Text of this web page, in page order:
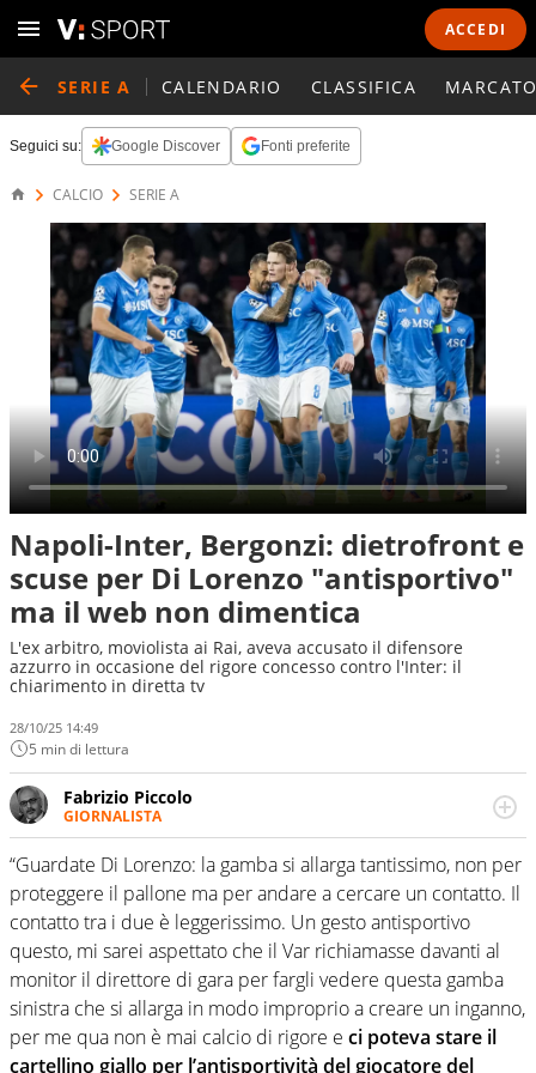
ACCEDI
SERIE A CALENDARIO CLASSIFICA
Seguici su: Google Discover Fonti preferite
CALCIO SERIE A
Napoli-Inter, Bergonzi: dietrofront e
scuse per Di Lorenzo "antisportivo"
ma il web non dimentica
L'ex arbitro, moviolista ai Rai, aveva accusato il difensore
azzurro in occasione del rigore concesso contro l'Inter: il
chiarimento in diretta tv
28/10/25 14:49
5 min di lettura
Fabrizio Piccolo
GIORNALISTA
Nella sua carriera ha seguito numerose manifestazioni
sportive e collaborato con agenzie e testate. Esperienza,
competenza, conoscenza e memoria storica. Si occupa
prevalentemente di calcio
“Guardate Di Lorenzo: la gamba si allarga tantissimo, non per
proteggere il pallone ma per andare a cercare un contatto. Il
contatto tra i due è leggerissimo. Un gesto antisportivo
questo, mi sarei aspettato che il Var richiamasse davanti al
monitor il direttore di gara per fargli vedere questa gamba
sinistra che si allarga in modo improprio a creare un inganno,
per me qua non è mai calcio di rigore e ci poteva stare il
cartellino giallo per l’antisportività del giocatore del